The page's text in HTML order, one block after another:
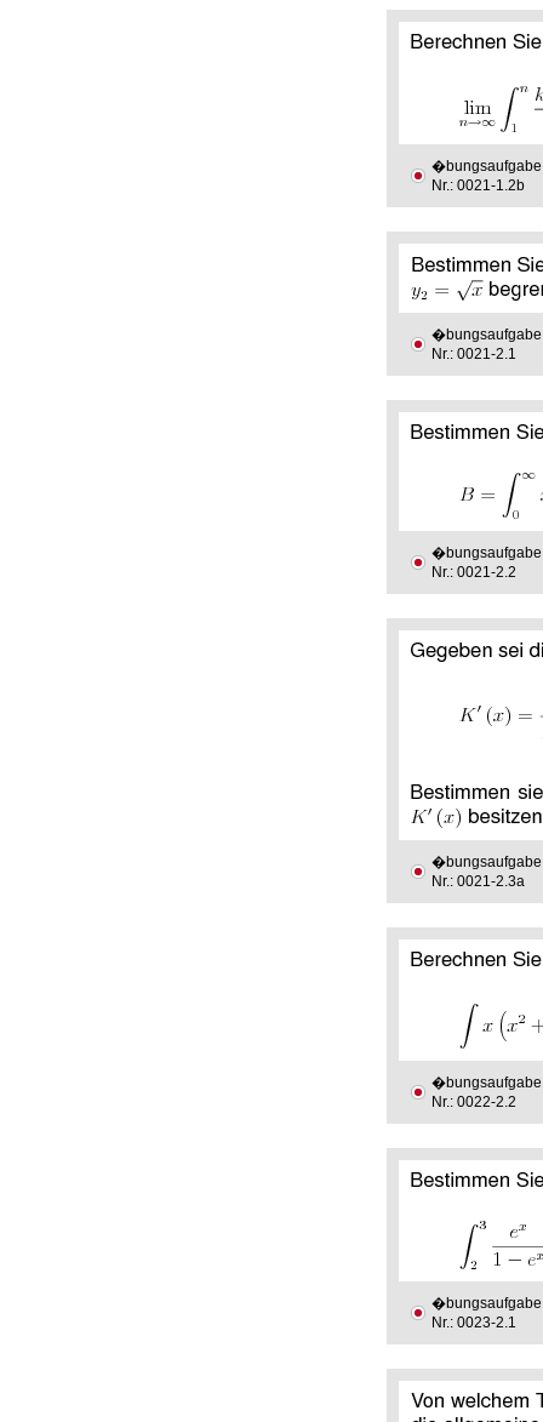
�bungsaufgabe
Nr.: 0021-1.2b
�bungsaufgabe
Nr.: 0021-2.1
�bungsaufgabe
Nr.: 0021-2.2
�bungsaufgabe
Nr.: 0021-2.3a
�bungsaufgabe
Nr.: 0022-2.2
�bungsaufgabe
Nr.: 0023-2.1